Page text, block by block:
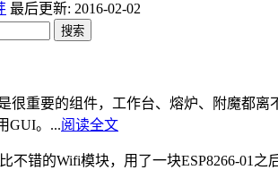
最后更新: 2016-02-02
很重要的组件，工作台、熔炉、附魔都
GUI。...阅读全文
不错的Wifi模块，用了一块ESP8266-01